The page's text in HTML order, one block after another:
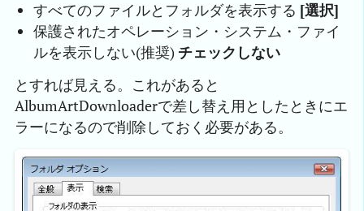
すべてのファイルとフォルダを表示する [選択]
保護されたオペレーション・システム・ファイ
ルを表示しない(推奨) チェックしない
とすれば見える。これがあると
AlbumArtDownloaderで差し替え用としたときにエ
ラーになるので削除しておく必要がある。